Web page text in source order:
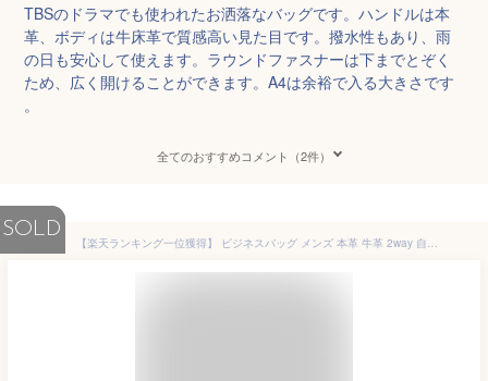
TBSのドラマでも使われたお洒落なバッグです。ハンドルは本
革、ボディは牛床革で質感高い見た目です。撥水性もあり、雨
の日も安心して使えます。ラウンドファスナーは下までとぞく
ため、広く開けることができます。A4は余裕で入る大きさです
。
全てのおすすめコメント（2件）
SOLD
【楽天ランキング一位獲得】 ビジネスバッグ メンズ 本革 牛革 2way 自立 13.3インチ PC対応 A4 出張 大容量 ビジネスバック ショルダー バッグ バック カバン 通勤 就活 斜めがけ ブリーフケース ノート パソコン 手提げ VORQIT aiz